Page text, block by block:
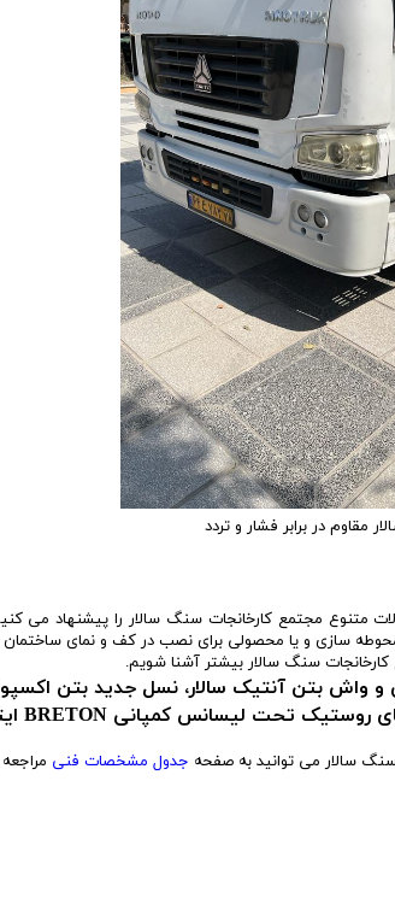
مقاوم در برابر فشار و تردد
متنوع مجتمع کارخانجات سنگ سالار را پیشنهاد می
سازی و یا محصولی برای نصب در کف و نمای ساختمان
سنگ سالار بیشتر آشنا شویم.
و واش بتن آنتیک سالار، نسل جدید بتن
سالار می توانید به صفحه جدول مشخصات فنی